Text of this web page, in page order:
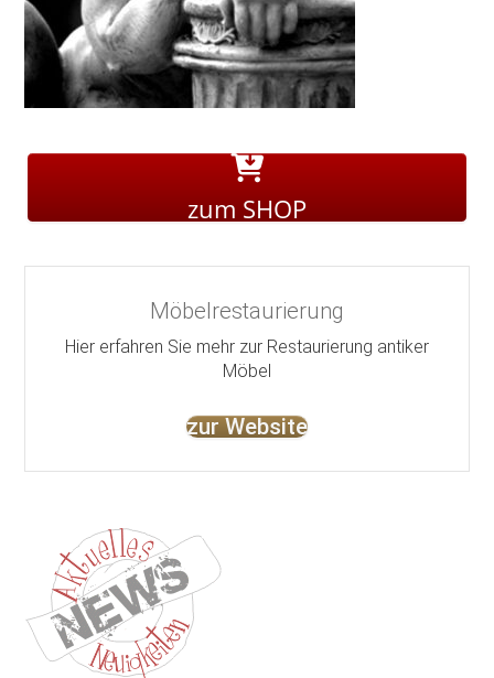
zum SHOP
Möbelrestaurierung
Hier erfahren Sie mehr zur Restaurierung antiker
Möbel
zur Website